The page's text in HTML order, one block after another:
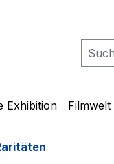
Exhibition